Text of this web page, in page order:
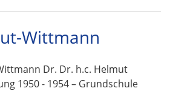
Wittmann
Dr. Dr. h.c. Helmut
1950 - 1954 – Grundschule